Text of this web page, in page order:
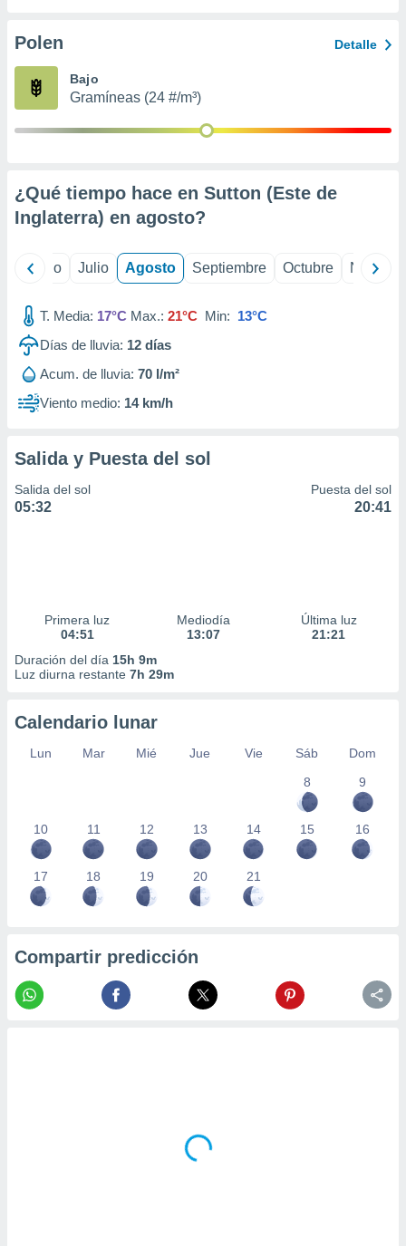
e
mediante
de
1199
Polen Detalle
Bajo
Gramíneas (24 #/m³)
¿Qué tiempo hace en Sutton (Este de
Inglaterra) en agosto?
Junio Julio Agosto Septiembre Octubre
T. Media: 17°C Max.: 21°C Min: 13°C
Días de lluvia: 12 días
Acum. de lluvia: 70 l/m²
Viento medio: 14 km/h
Salida y Puesta del sol
Salida del sol
05:32
Puesta del sol
20:41
Primera luz
04:51
Mediodía
13:07
Última luz
21:21
Duración del día 15h 9m
Luz diurna restante 7h 29m
Calendario lunar
Lun Mar Mié Jue Vie Sáb
Dom
8
9
10 11 12 13 14 15 16
17 18 19 20 21
Compartir predicción